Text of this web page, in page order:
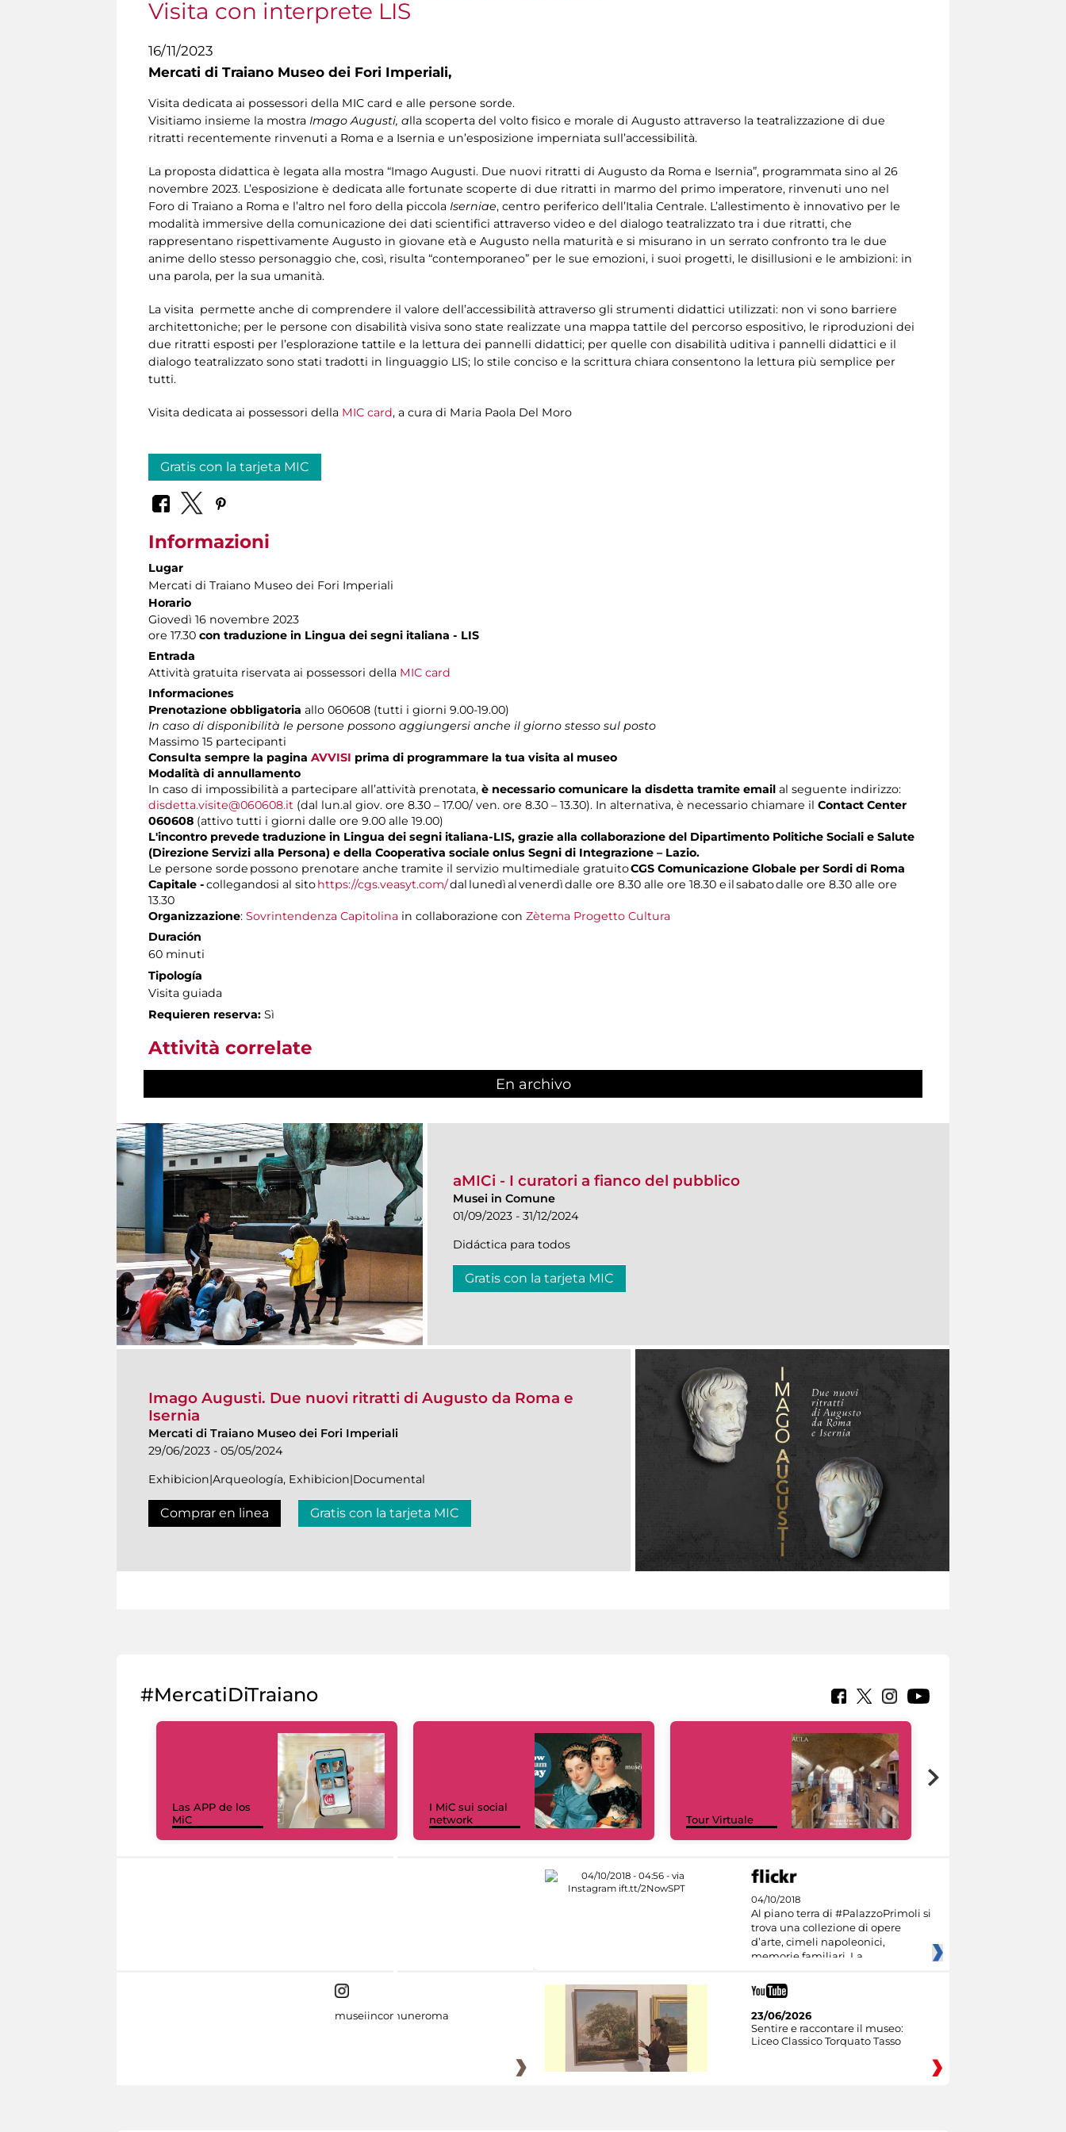
Visita con interprete LIS
16/11/2023
Mercati di Traiano Museo dei Fori Imperiali,
Visita dedicata ai possessori della MIC card e alle persone sorde.
Visitiamo insieme la mostra Imago Augusti, alla scoperta del volto fisico e morale di Augusto attraverso la teatralizzazione di due
ritratti recentemente rinvenuti a Roma e a Isernia e un’esposizione imperniata sull’accessibilità.
La proposta didattica è legata alla mostra “Imago Augusti. Due nuovi ritratti di Augusto da Roma e Isernia”, programmata sino al 26
novembre 2023. L’esposizione è dedicata alle fortunate scoperte di due ritratti in marmo del primo imperatore, rinvenuti uno nel
Foro di Traiano a Roma e l’altro nel foro della piccola Iserniae, centro periferico dell’Italia Centrale. L’allestimento è innovativo per le
modalità immersive della comunicazione dei dati scientifici attraverso video e del dialogo teatralizzato tra i due ritratti, che
rappresentano rispettivamente Augusto in giovane età e Augusto nella maturità e si misurano in un serrato confronto tra le due
anime dello stesso personaggio che, così, risulta “contemporaneo” per le sue emozioni, i suoi progetti, le disillusioni e le ambizioni: in
una parola, per la sua umanità.
La visita permette anche di comprendere il valore dell’accessibilità attraverso gli strumenti didattici utilizzati: non vi sono barriere
architettoniche; per le persone con disabilità visiva sono state realizzate una mappa tattile del percorso espositivo, le riproduzioni dei
due ritratti esposti per l’esplorazione tattile e la lettura dei pannelli didattici; per quelle con disabilità uditiva i pannelli didattici e il
dialogo teatralizzato sono stati tradotti in linguaggio LIS; lo stile conciso e la scrittura chiara consentono la lettura più semplice per
tutti.
Visita dedicata ai possessori della MIC card, a cura di Maria Paola Del Moro
Gratis con la tarjeta MIC
Informazioni
Lugar
Mercati di Traiano Museo dei Fori Imperiali
Horario
Giovedì 16 novembre 2023
ore 17.30 con traduzione in Lingua dei segni italiana - LIS
Entrada
Attività gratuita riservata ai possessori della MIC card
Informaciones
Prenotazione obbligatoria allo 060608 (tutti i giorni 9.00-19.00)
In caso di disponibilità le persone possono aggiungersi anche il giorno stesso sul posto
Massimo 15 partecipanti
Consulta sempre la pagina AVVISI prima di programmare la tua visita al museo
Modalità di annullamento
In caso di impossibilità a partecipare all’attività prenotata, è necessario comunicare la disdetta tramite email al seguente indirizzo:
disdetta.visite@060608.it (dal lun.al giov. ore 8.30 – 17.00/ ven. ore 8.30 – 13.30). In alternativa, è necessario chiamare il Contact Center
060608 (attivo tutti i giorni dalle ore 9.00 alle 19.00)
L'incontro prevede traduzione in Lingua dei segni italiana-LIS, grazie alla collaborazione del Dipartimento Politiche Sociali e Salute
(Direzione Servizi alla Persona) e della Cooperativa sociale onlus Segni di Integrazione – Lazio.
Le persone sorde possono prenotare anche tramite il servizio multimediale gratuitoCGS Comunicazione Globale per Sordi di Roma
Capitale -collegandosi al sitohttps://cgs.veasyt.com/dal lunedì al venerdì dalle ore 8.30 alle ore 18.30 e il sabato dalle ore 8.30 alle ore
13.30
Organizzazione: Sovrintendenza Capitolina in collaborazione con Zètema Progetto Cultura
Duración
60 minuti
Tipología
Visita guiada
Requieren reserva: Sì
Attività correlate
En archivo
aMICi - I curatori a fianco del pubblico
Musei in Comune
01/09/2023 - 31/12/2024
Didáctica para todos
Gratis con la tarjeta MIC
Imago Augusti. Due nuovi ritratti di Augusto da Roma e
Isernia
Mercati di Traiano Museo dei Fori Imperiali
29/06/2023 - 05/05/2024
Exhibicion|Arqueología, Exhibicion|Documental
Comprar en linea Gratis con la tarjeta MIC
#MercatiDiTraiano
Las APP de los
MiC
I MiC sui social
network
Tour Virtuale
04/10/2018
Al piano terra di #PalazzoPrimoli si
trova una collezione di opere
d’arte, cimeli napoleonici,
memorie familiari. La
museiincomuneroma
23/06/2026
Sentire e raccontare il museo:
Liceo Classico Torquato Tasso